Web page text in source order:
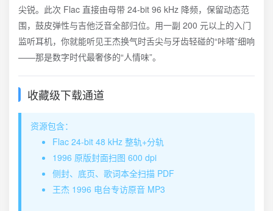
尖锐。此次 Flac 直接由母带 24-bit 96 kHz 降频，保留动态范
围，鼓皮弹性与吉他泛音全部归位。用一副 200 元以上的入门
监听耳机，你就能听见王杰换气时舌尖与牙齿轻碰的“咔嗒”细响
——那是数字时代最奢侈的“人情味”。
收藏级下载通道
资源包含：
Flac 24-bit 48 kHz 整轨+分轨
1996 原版封面扫图 600 dpi
侧封、底页、歌词本全扫描 PDF
王杰 1996 电台专访原音 MP3